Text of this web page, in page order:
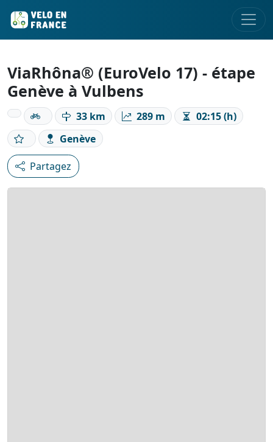
ViaRhôna® (EuroVelo 17) - étape
Genève à Vulbens
33 km 289 m
02:15 (h)
Genève
Partagez